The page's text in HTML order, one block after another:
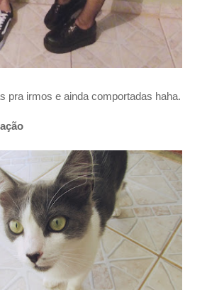
pra irmos e ainda comportadas haha.